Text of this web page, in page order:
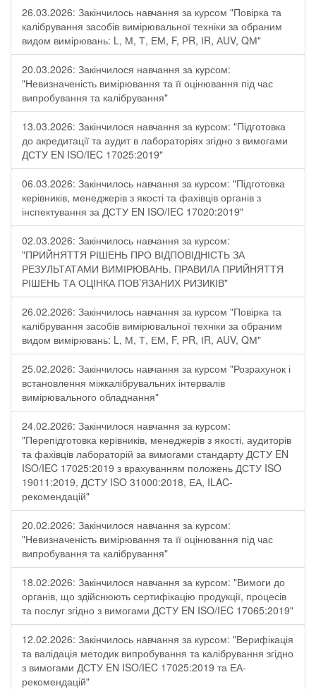
26.03.2026: Закінчилось навчання за курсом "Повірка та
калібрування засобів вимірювальної техніки за обраним
видом вимірювань: L, М, Т, ЕМ, F, РR, ІR, АUV, QМ"
20.03.2026: Закінчилося навчання за курсом:
"Невизначеність вимірювання та її оцінювання під час
випробування та калібрування"
13.03.2026: Закінчилося навчання за курсом: "Підготовка
до акредитації та аудит в лабораторіях згідно з вимогами
ДСТУ EN ISO/IEC 17025:2019"
06.03.2026: Закінчилось навчання за курсом: "Підготовка
керівників, менеджерів з якості та фахівців органів з
інспектування за ДСТУ EN ISO/IEC 17020:2019"
02.03.2026: Закінчилось навчання за курсом:
"ПРИЙНЯТТЯ РІШЕНЬ ПРО ВІДПОВІДНІСТЬ ЗА
РЕЗУЛЬТАТАМИ ВИМІРЮВАНЬ. ПРАВИЛА ПРИЙНЯТТЯ
РІШЕНЬ ТА ОЦІНКА ПОВ’ЯЗАНИХ РИЗИКІВ"
26.02.2026: Закінчилось навчання за курсом "Повірка та
калібрування засобів вимірювальної техніки за обраним
видом вимірювань: L, М, Т, ЕМ, F, РR, ІR, АUV, QМ"
25.02.2026: Закінчилось навчання за курсом "Розрахунок і
встановлення міжкалібрувальних інтервалів
вимірювального обладнання"
24.02.2026: Закінчилося навчання за курсом:
"Перепідготовка керівників, менеджерів з якості, аудиторів
та фахівців лабораторій за вимогами стандарту ДСТУ EN
ISO/IEC 17025:2019 з врахуванням положень ДСТУ ISO
19011:2019, ДСТУ ISO 31000:2018, ЕА, ILAC-
рекомендацій"
20.02.2026: Закінчилося навчання за курсом:
"Невизначеність вимірювання та її оцінювання під час
випробування та калібрування"
18.02.2026: Закінчилося навчання за курсом: "Вимоги до
органів, що здійснюють сертифікацію продукції, процесів
та послуг згідно з вимогами ДСТУ EN ISO/IEC 17065:2019"
12.02.2026: Закінчилось навчання за курсом: "Верифікація
та валідація методик випробування та калібрування згідно
з вимогами ДСТУ EN ISO/IEC 17025:2019 та ЕА-
рекомендацій"